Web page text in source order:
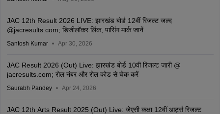
JAC 12th Result 2026 LIVE: झारखंड बोर्ड 12वीं रिजल्ट जल्द
@jacresults.com; डिजीलॉकर लिंक, पासिंग मार्क जानें
Santosh Kumar Apr 30, 2026
JAC Result 2026 (Out) Live: झारखंड बोर्ड 10वी रिजल्ट जारी @
jacresults.com; रोल नंबर और रोल कोड से चेक करें
Saurabh Pandey Apr 24, 2026
JAC 12th Arts Result 2025 (Out) Live: जेएसी कक्षा 12वीं आर्ट्स रिजल्ट